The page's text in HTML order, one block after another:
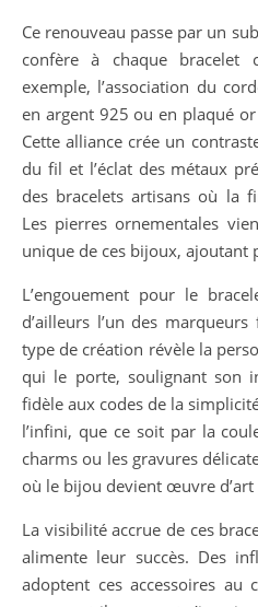
Ce renouveau passe par un
confère à chaque bracelet
exemple, l’association du
en argent 925 ou en plaqué
Cette alliance crée un
du fil et l’éclat des métaux
des bracelets artisans où la
Les pierres ornementales
unique de ces bijoux,
L’engouement pour le
d’ailleurs l’un des
type de création révèle la
qui le porte, soulignant son
fidèle aux codes de la
l’infini, que ce soit par la
charms ou les gravures
où le bijou devient œuvre
La visibilité accrue de ces
alimente leur succès. Des
adoptent ces accessoires au